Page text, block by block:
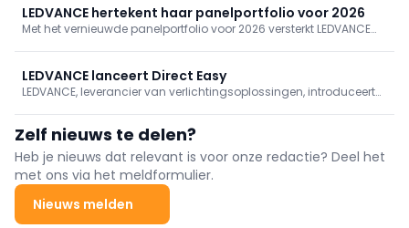
procent van de door EcoVadis wereldwijd beoordeelde bedrijven
en wordt het
LEDVANCE hertekent haar panelportfolio voor 2026
Met het vernieuwde panelportfolio voor 2026 versterkt LEDVANCE
gestroomlijnde installatie met uitgebreide
lichtmanagementopties en ...
LEDVANCE lanceert Direct Easy
LEDVANCE, leverancier van verlichtingsoplossingen, introduceert
schaalbaarheid. Voor installateurs biedt Direct Easy een
bijzonder snelle en intuïtieve manier om slimme
verlichtingsprojecten te realiseren.
Zelf nieuws te delen?
Heb je nieuws dat relevant is voor onze redactie? Deel het
met ons via het meldformulier.
Nieuws melden